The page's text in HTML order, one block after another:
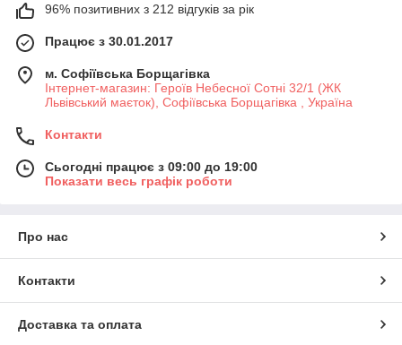
96% позитивних з 212 відгуків за рік
Працює з 30.01.2017
м. Софіївська Борщагівка
Інтернет-магазин: Героїв Небесної Сотні 32/1 (ЖК
Львівський маєток), Софіївська Борщагівка , Україна
Контакти
Сьогодні працює з 09:00 до 19:00
Показати весь графік роботи
Про нас
Контакти
Доставка та оплата